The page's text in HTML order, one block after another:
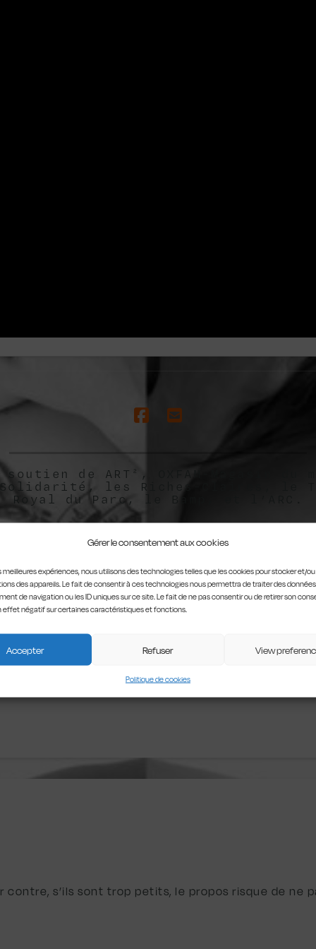
Gérer le consentement aux cookies
meilleures expériences, nous utilisons des technologies telles que les cookies pour stocker et/
des appareils. Le fait de consentir à ces technologies nous permettra de traiter des
de navigation ou les ID uniques sur ce site. Le fait de ne pas consentir ou de retirer son
effet négatif sur certaines caractéristiques et fonctions.
Accepter Refuser View
Politique de cookies
de ART², OXFAM-Magasin du
Solidarité, les Riches-Claires, le
Royal du Parc, le Bamp, et l’ARC.
contre, s’ils sont trop petits, le propos risque de ne